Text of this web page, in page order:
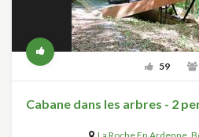
59
Cabane dans les arbres - 2